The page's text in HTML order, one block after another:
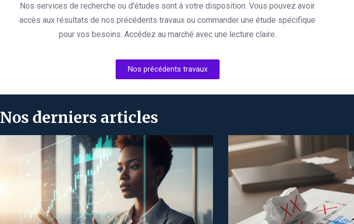
Nos services de recherche ou d'études sont à votre disposition. Vous pouvez avoir
accès aux résultats de nos précédents travaux ou commander une étude spécifique
pour vos besoins. Accédez au marché avec une lecture claire.
Nos précédents travaux
Nos derniers articles